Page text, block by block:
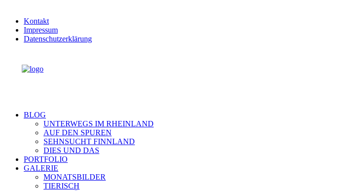
Kontakt
Impressum
Datenschutzerklärung
BLOG
UNTERWEGS IM RHEINLAND
AUF DEN SPUREN
SEHNSUCHT FINNLAND
DIES UND DAS
PORTFOLIO
GALERIE
MONATSBILDER
TIERISCH